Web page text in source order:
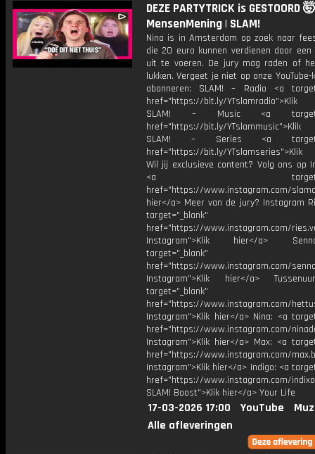
DEZE PARTYTRICK is GESTOORD
MensenMening | SLAM!
Nina is in Amsterdam op zoek naar
die 20 euro kunnen verdienen door
uit te voeren. De jury mag raden of
lukken. Vergeet je niet op onze
abonneren: SLAM! – Radio <a
href="https://bit.ly/
SLAM! – Music <a
href="https://bit.ly/
SLAM! – Series <a
href="https://bit.ly/
Wil jij exclusieve content? Volg ons op
<a
href="https://www.instagram.com/
hier</a> Meer van de jury? Instagram
target="_blank"
href="https://www.instagram.com/
Instagram">Klik hier</a>
target="_blank"
href="https://www.instagram.com/
Instagram">Klik hier</a>
target="_blank"
href="https://www.instagram.com/
Instagram">Klik hier</a> Nina: <a
href="https://www.instagram.com/
Instagram">Klik hier</a> Max: <a
href="https://www.instagram.com/
Instagram">Klik hier</a> Indigo: <a
href="https://www.instagram.com/
SLAM! Boost">Klik hier</a> Your Life
17-03-2026 17:00 YouTube
Alle afleveringen